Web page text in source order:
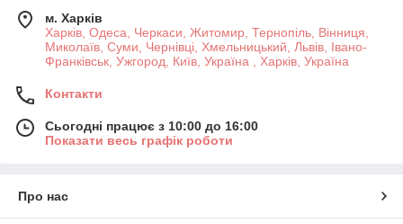
м. Харків
Харків, Одеса, Черкаси, Житомир, Тернопіль, Вінниця,
Миколаїв, Суми, Чернівці, Хмельницький, Львів, Івано-
Франківськ, Ужгород, Київ, Україна , Харків, Україна
Контакти
Сьогодні працює з 10:00 до 16:00
Показати весь графік роботи
Про нас